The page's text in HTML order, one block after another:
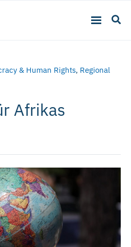
& Human Rights, Regional
Afrikas